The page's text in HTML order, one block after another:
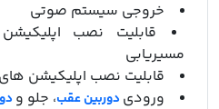
خروجی سیستم صوتی
قابلیت نصب
مسیریابی
قابلیت نصب اپلیکیشن
ورودی دوربین عقب، جلو و